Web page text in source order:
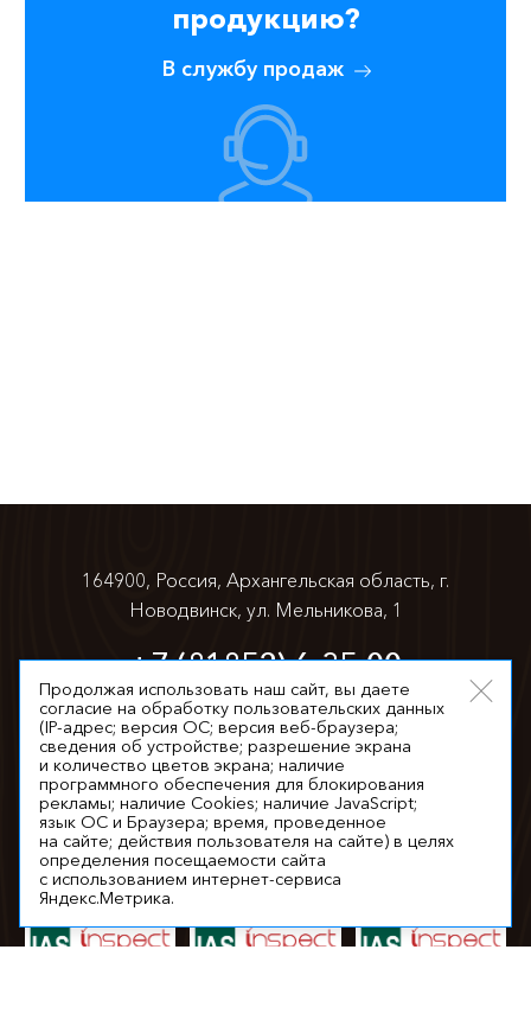
продукцию?
В службу продаж
164900, Россия, Архангельская область, г.
Новодвинск, ул. Мельникова, 1
+7 (81852) 6-35-00
info@appm.ru
© 2026. Все права защищены
Продолжая использовать наш сайт, вы даете
согласие на обработку пользовательских данных
(IP-адрес; версия ОС; версия веб-браузера;
сведения об устройстве; разрешение экрана
и количество цветов экрана; наличие
программного обеспечения для блокирования
рекламы; наличие Cookies; наличие JavaScript;
язык ОС и Браузера; время, проведенное
на сайте; действия пользователя на сайте) в целях
определения посещаемости сайта
с использованием интернет-сервиса
Яндекс.Метрика.